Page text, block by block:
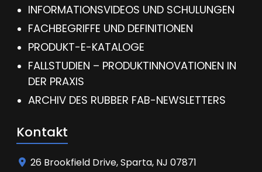
INFORMATIONSVIDEOS UND SCHULUNGEN
FACHBEGRIFFE UND DEFINITIONEN
PRODUKT-E-KATALOGE
FALLSTUDIEN – PRODUKTINNOVATIONEN IN
DER PRAXIS
ARCHIV DES RUBBER FAB-NEWSLETTERS
Kontakt
26 Brookfield Drive, Sparta, NJ 07871